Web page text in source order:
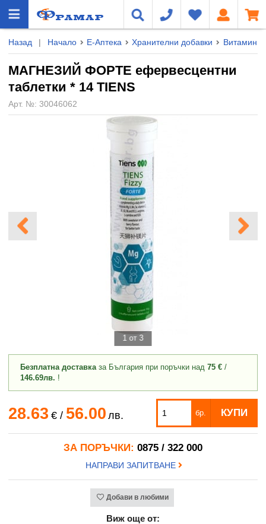
Назад | Начало Е-Аптека Хранителни добавки Витамини
МАГНЕЗИЙ ФОРТЕ ефервесцентни
таблетки * 14 TIENS
Арт. №: 30046062
1 от 3
Безплатна доставказа България при поръчки над 75 € /
146.69лв. !
28.63 €/ 56.00 лв. бр. КУПИ
ЗА ПОРЪЧКИ: 0875 / 322 000
НАПРАВИ ЗАПИТВАНЕ
Добави в любими
Виж още от: